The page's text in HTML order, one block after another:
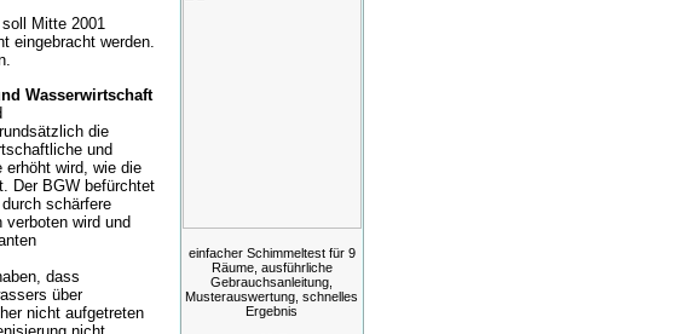
Mitte 2001
eingebracht werden.
Wasserwirtschaft
die
und
erhöht wird, wie die
Der BGW befürchtet
schärfere
verboten wird und
dass
über
nicht aufgetreten
einfacher Schimmeltest für 9
Räume, ausführliche
Gebrauchsanleitung,
Musterauswertung, schnelles
Ergebnis